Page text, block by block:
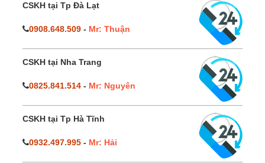
CSKH tại Tp Đà Lạt
0908.648.509 - Mr: Thuận
CSKH tại Nha Trang
0825.841.514 - Mr: Nguyên
CSKH tại Tp Hà Tĩnh
0932.497.995 - Mr: Hải